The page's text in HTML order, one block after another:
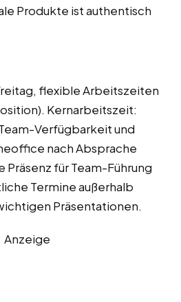
Produkte ist authentisch
flexible Arbeitszeiten
Kernarbeitszeit:
Verfügbarkeit und
nach Absprache
für Team-Führung
Termine außerhalb
Präsentationen.
Anzeige